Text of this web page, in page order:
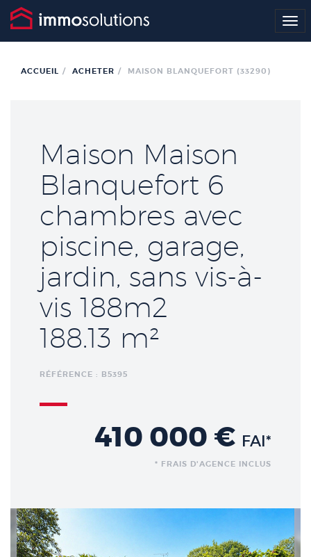
ACCUEIL ACHETER MAISON BLANQUEFORT (33290)
Maison Maison
Blanquefort 6
chambres avec
piscine, garage,
jardin, sans vis-à-
vis 188m2
188.13 m²
RÉFÉRENCE : B5395
410 000 € FAI*
* FRAIS D'AGENCE INCLUS